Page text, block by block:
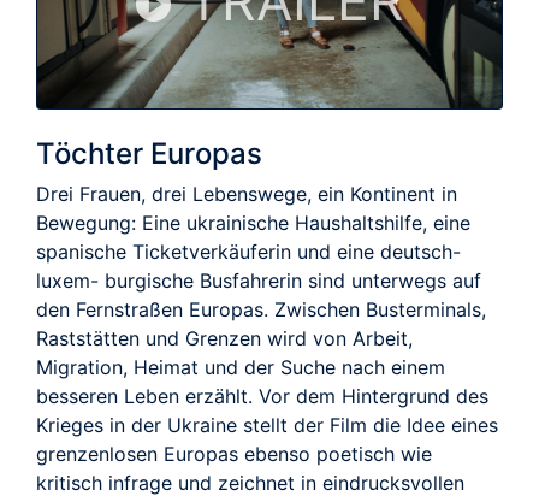
Töchter Europas
Drei Frauen, drei Lebenswege, ein Kontinent in
Bewegung: Eine ukrainische Haushaltshilfe, eine
spanische Ticketverkäuferin und eine deutsch-
luxem- burgische Busfahrerin sind unterwegs auf
den Fernstraßen Europas. Zwischen Busterminals,
Raststätten und Grenzen wird von Arbeit,
Migration, Heimat und der Suche nach einem
besseren Leben erzählt. Vor dem Hintergrund des
Krieges in der Ukraine stellt der Film die Idee eines
grenzenlosen Europas ebenso poetisch wie
kritisch infrage und zeichnet in eindrucksvollen